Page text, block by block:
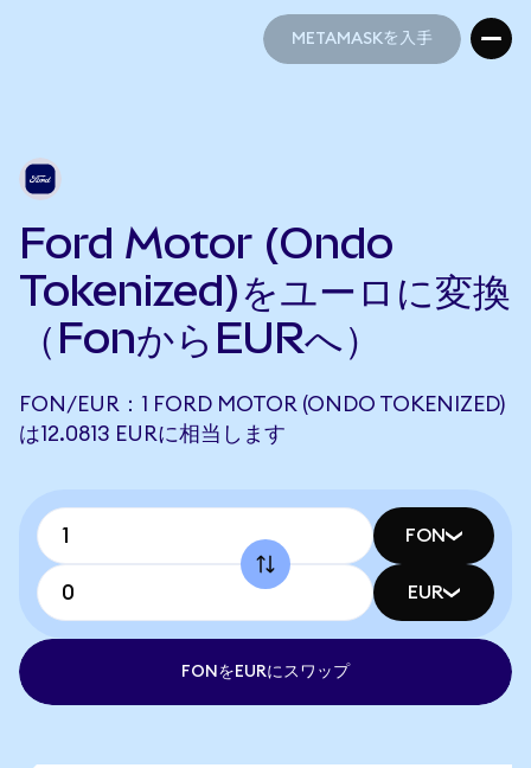
METAMASKを入手
Ford Motor (Ondo
Tokenized)をユーロに変換
（FonからEURへ）
FON/EUR：1 FORD MOTOR (ONDO TOKENIZED)
は12.0813 EURに相当します
FON
EUR
FONをEURにスワップ